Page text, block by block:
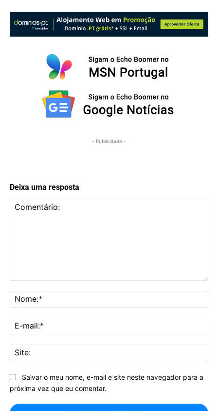
- Publicidade -
Deixa uma resposta
Salvar o meu nome, e-mail e site neste navegador para a
próxima vez que eu comentar.